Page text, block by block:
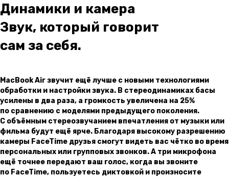
Динамики и камера
Звук, который говорит
сам за себя.
MacBook Air звучит ещё лучше с новыми технологиями
обработки и настройки звука. В стереодинамиках басы
усилены в два раза, а громкость увеличена на 25%
по сравнению с моделями предыдущего поколения.
С объёмным стереозвучанием впечатления от музыки или
фильма будут ещё ярче. Благодаря высокому разрешению
камеры FaceTime друзья смогут видеть вас чётко во время
персональных или групповых звонков. А три микрофона
ещё точнее передают ваш голос, когда вы звоните
по FaceTime, пользуетесь диктовкой и произносите